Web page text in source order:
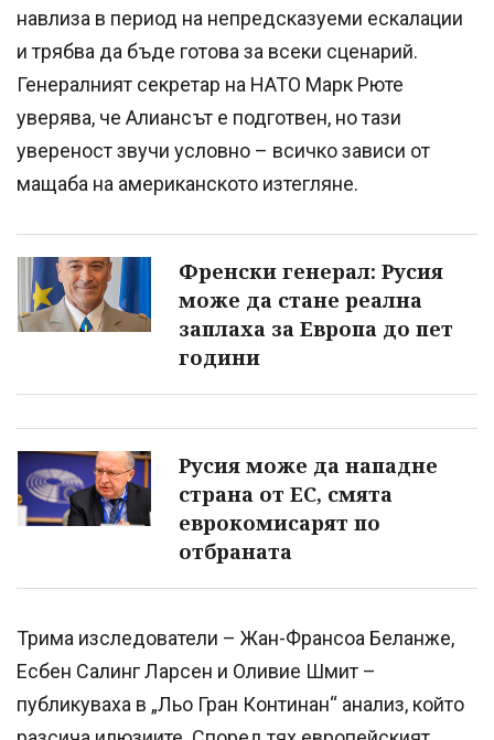
навлиза в период на непредсказуеми ескалации
и трябва да бъде готова за всеки сценарий.
Генералният секретар на НАТО Марк Рюте
уверява, че Алиансът е подготвен, но тази
увереност звучи условно – всичко зависи от
мащаба на американското изтегляне.
Френски генерал: Русия
може да стане реална
заплаха за Европа до пет
години
Русия може да нападне
страна от ЕС, смята
еврокомисарят по
отбраната
Трима изследователи – Жан-Франсоа Беланже,
Есбен Салинг Ларсен и Оливие Шмит –
публикуваха в „Льо Гран Континан“ анализ, който